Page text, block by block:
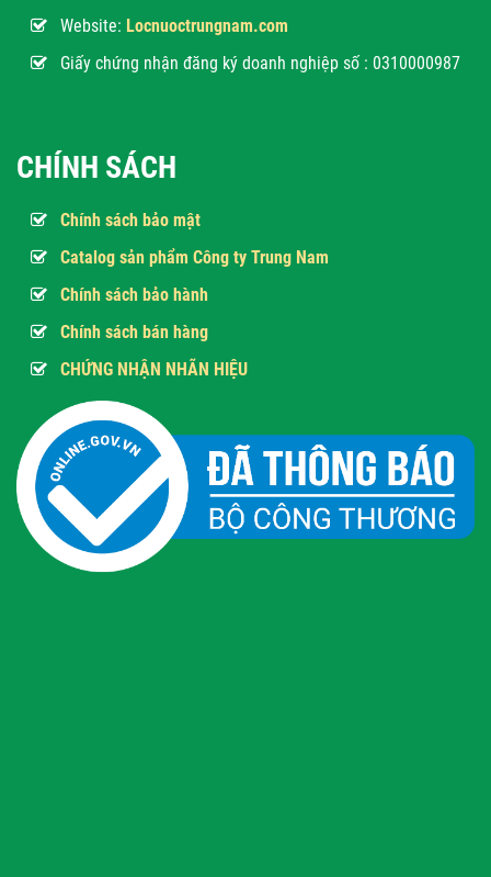
Website: Locnuoctrungnam.com
Giấy chứng nhận đăng ký doanh nghiệp số : 0310000987
CHÍNH SÁCH
Chính sách bảo mật
Catalog sản phẩm Công ty Trung Nam
Chính sách bảo hành
Chính sách bán hàng
CHỨNG NHẬN NHÃN HIỆU